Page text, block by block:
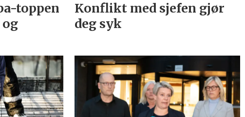
toppen
Konflikt med sjefen gjør
deg syk